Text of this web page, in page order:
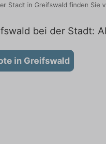
Stadt in Greifswald finden
bei der Stadt:
in Greifswald